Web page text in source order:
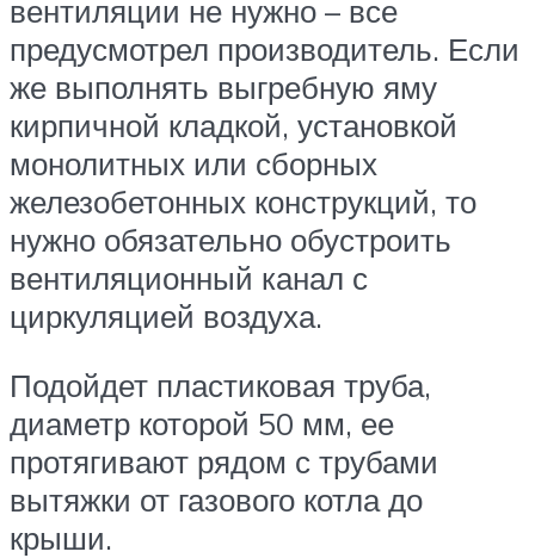
вентиляции не нужно – все
предусмотрел производитель. Если
же выполнять выгребную яму
кирпичной кладкой, установкой
монолитных или сборных
железобетонных конструкций, то
нужно обязательно обустроить
вентиляционный канал с
циркуляцией воздуха.
Подойдет пластиковая труба,
диаметр которой 50 мм, ее
протягивают рядом с трубами
вытяжки от газового котла до
крыши.